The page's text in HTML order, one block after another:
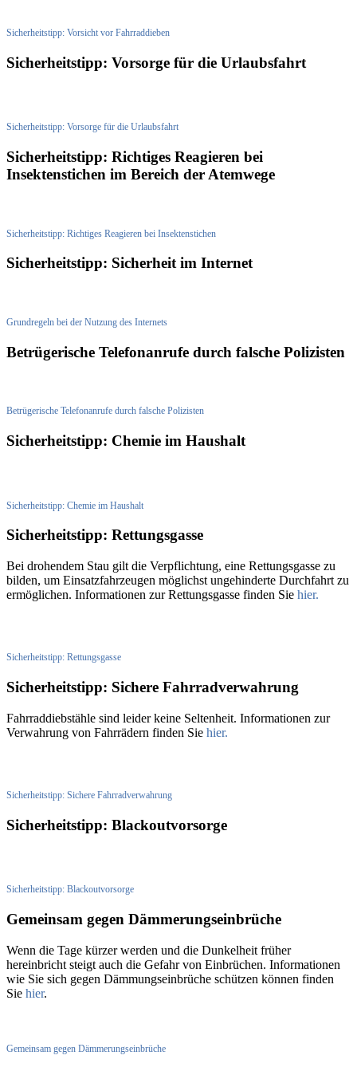
Sicherheitstipp: Vorsicht vor Fahrraddieben
Sicherheitstipp: Vorsorge für die Urlaubsfahrt
Sicherheitstipp: Vorsorge für die Urlaubsfahrt
Sicherheitstipp: Richtiges Reagieren bei
Insektenstichen im Bereich der Atemwege
Sicherheitstipp: Richtiges Reagieren bei Insektenstichen
Sicherheitstipp: Sicherheit im Internet
Grundregeln bei der Nutzung des Internets
Betrügerische Telefonanrufe durch falsche Polizisten
Betrügerische Telefonanrufe durch falsche Polizisten
Sicherheitstipp: Chemie im Haushalt
Sicherheitstipp: Chemie im Haushalt
Sicherheitstipp: Rettungsgasse
Bei drohendem Stau gilt die Verpflichtung, eine Rettungsgasse zu
bilden, um Einsatzfahrzeugen möglichst ungehinderte Durchfahrt zu
ermöglichen. Informationen zur Rettungsgasse finden Sie hier.
Sicherheitstipp: Rettungsgasse
Sicherheitstipp: Sichere Fahrradverwahrung
Fahrraddiebstähle sind leider keine Seltenheit. Informationen zur
Verwahrung von Fahrrädern finden Sie hier.
Sicherheitstipp: Sichere Fahrradverwahrung
Sicherheitstipp: Blackoutvorsorge
Sicherheitstipp: Blackoutvorsorge
Gemeinsam gegen Dämmerungseinbrüche
Wenn die Tage kürzer werden und die Dunkelheit früher
hereinbricht steigt auch die Gefahr von Einbrüchen. Informationen
wie Sie sich gegen Dämmungseinbrüche schützen können finden
Sie hier.
Gemeinsam gegen Dämmerungseinbrüche